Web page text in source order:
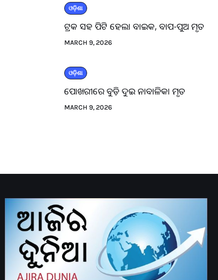
ଓଡ଼ିଶା
ଟ୍ରକ ସହ ପିଟି ହେଲା ବାଇକ, ବାପ-ପୁଅ ମୃତ
MARCH 9, 2026
ଓଡ଼ିଶା
ପୋଖରୀରେ ବୁଡ଼ି ଦୁଇ ନାବାଳିକା ମୃତ
MARCH 9, 2026